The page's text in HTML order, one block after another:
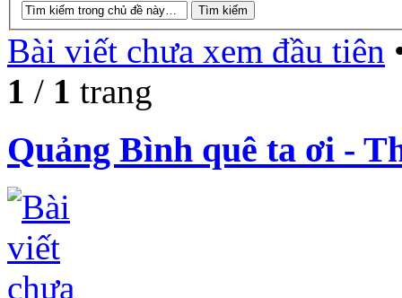
Bài viết chưa xem đầu tiên
1 / 1 trang
Quảng Bình quê ta ơi -